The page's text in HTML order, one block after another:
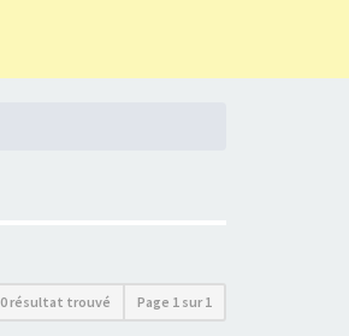
0 résultat trouvé Page 1 sur1